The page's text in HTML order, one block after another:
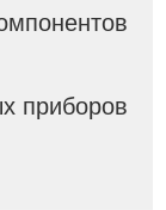
приборов